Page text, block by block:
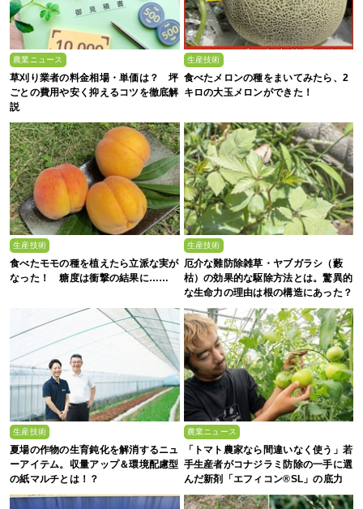
農業ニュース
草刈り業者の料金相場・単価は？ 坪
ごとの費用や安く抑えるコツを徹底解
説
生産技術
食べたメロンの種をまいてみたら、2
キロの大玉メロンができた！
生産技術
食べたモモの種を植えたら立派な実が
なった！ 糖度は衝撃の結果に……
生産技術
厄介な難防除雑草・ヤブガラシ（藪
枯）の効果的な駆除方法とは。驚異的
な生命力の理由は根の構造にあった？
生産技術
夏場の作物の生育鈍化を解消するニュ
ーアイテム。収量アップ＆環境配慮型
の紙マルチとは！？
農業ニュース
「トマト農家なら間違いなく使う」若
手生産者がコナジラミ防除の一手に選
んだ新剤「エフィコン®SL」の底力